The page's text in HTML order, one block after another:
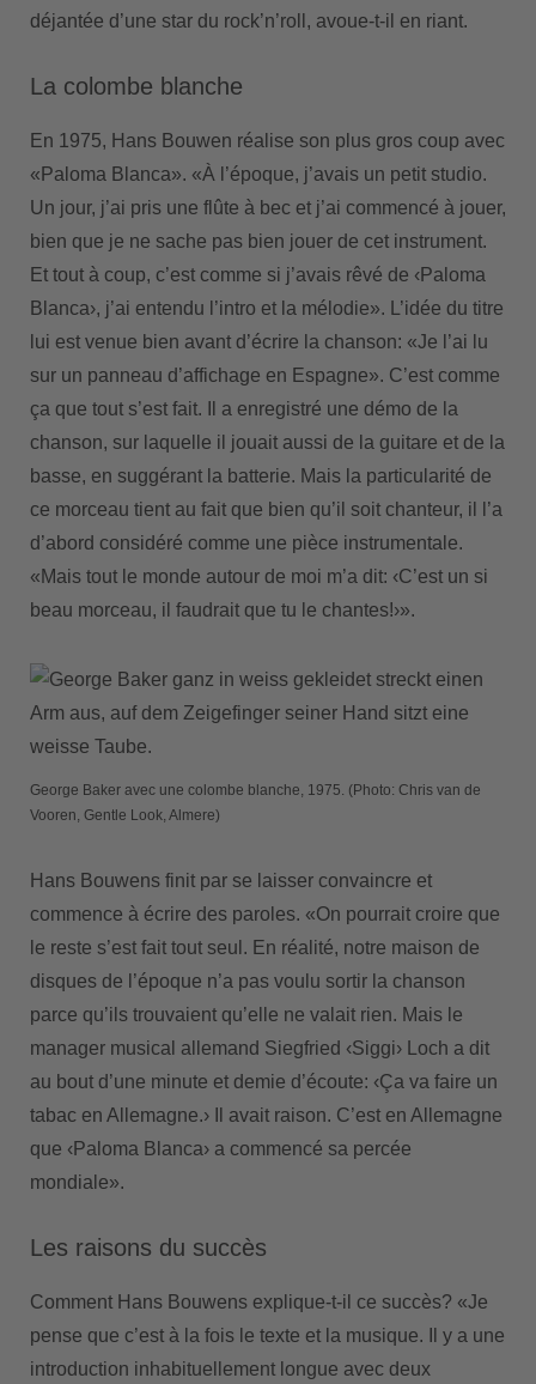
déjantée d’une star du rock’n’roll, avoue-t-il en riant.
La colombe blanche
En 1975, Hans Bouwen réalise son plus gros coup avec
«Paloma Blanca». «À l’époque, j’avais un petit studio.
Un jour, j’ai pris une flûte à bec et j’ai commencé à jouer,
bien que je ne sache pas bien jouer de cet instrument.
Et tout à coup, c’est comme si j’avais rêvé de ‹Paloma
Blanca›, j’ai entendu l’intro et la mélodie». L’idée du titre
lui est venue bien avant d’écrire la chanson: «Je l’ai lu
sur un panneau d’affichage en Espagne». C’est comme
ça que tout s’est fait. Il a enregistré une démo de la
chanson, sur laquelle il jouait aussi de la guitare et de la
basse, en suggérant la batterie. Mais la particularité de
ce morceau tient au fait que bien qu’il soit chanteur, il l’a
d’abord considéré comme une pièce instrumentale.
«Mais tout le monde autour de moi m’a dit: ‹C’est un si
beau morceau, il faudrait que tu le chantes!›».
George Baker avec une colombe blanche, 1975. (Photo: Chris van de
Vooren, Gentle Look, Almere)
Hans Bouwens finit par se laisser convaincre et
commence à écrire des paroles. «On pourrait croire que
le reste s’est fait tout seul. En réalité, notre maison de
disques de l’époque n’a pas voulu sortir la chanson
parce qu’ils trouvaient qu’elle ne valait rien. Mais le
manager musical allemand Siegfried ‹Siggi› Loch a dit
au bout d’une minute et demie d’écoute: ‹Ça va faire un
tabac en Allemagne.› Il avait raison. C’est en Allemagne
que ‹Paloma Blanca› a commencé sa percée
mondiale».
Les raisons du succès
Comment Hans Bouwens explique-t-il ce succès? «Je
pense que c’est à la fois le texte et la musique. Il y a une
introduction inhabituellement longue avec deux